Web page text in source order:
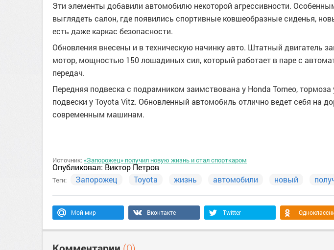
Эти элементы добавили автомобилю некоторой агрессивности.
выглядеть салон, где появились спортивные ковшеобразные сиденья,
есть даже каркас безопасности.
Обновления внесены и в техническую начинку авто. Штатный двигатель
мотор, мощностью 150 лошадиных сил, который работает в паре с
передач.
Передняя подвеска с подрамником заимствована у Honda Torneo, тормоза
подвески у Toyota Vitz. Обновленный автомобиль отлично ведет себя на
современным машинам.
Источник:«Запорожец» получил новую жизнь и стал спорткаром
Опубликовал: Виктор Петров
Теги: Запорожец Toyota жизнь автомобили новый
Мой мир Вконтакте Twitter